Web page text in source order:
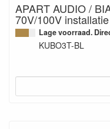
APART AUDIO /
70V/100V
Lage voorraad.
KUBO3T-BL